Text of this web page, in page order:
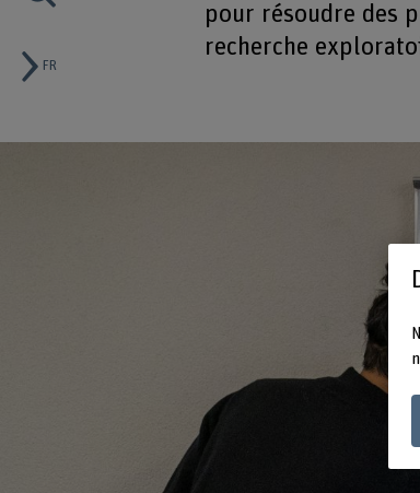
FR
pour résoudre des
recherche